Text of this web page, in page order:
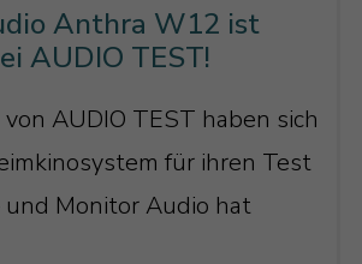
Anthra W12 ist
AUDIO TEST!
AUDIO TEST haben sich
für ihren Test
Monitor Audio hat